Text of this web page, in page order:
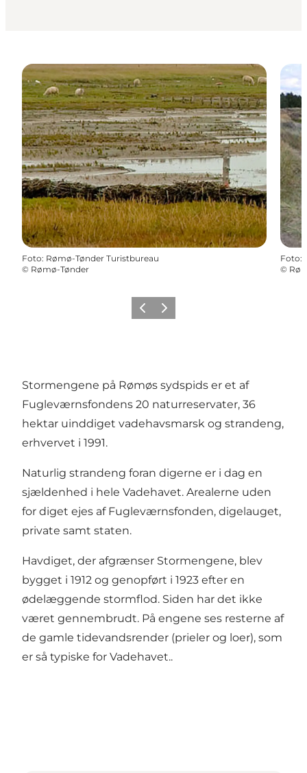
Foto: Rømø-Tønder Turistbureau
© Rømø-Tønder
Foto:
©
ForrigeNæste
Stormengene på Rømøs sydspids er et af
Fugleværnsfondens 20 naturreservater, 36
hektar uinddiget vadehavsmarsk og strandeng,
erhvervet i 1991.
Naturlig strandeng foran digerne er i dag en
sjældenhed i hele Vadehavet. Arealerne uden
for diget ejes af Fugleværnsfonden, digelauget,
private samt staten.
Havdiget, der afgrænser Stormengene, blev
bygget i 1912 og genopført i 1923 efter en
ødelæggende stormflod. Siden har det ikke
været gennembrudt. På engene ses resterne af
de gamle tidevandsrender (prieler og loer), som
er så typiske for Vadehavet..